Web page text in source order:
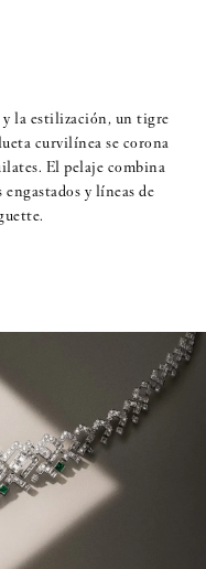
la estilización, un tigre
curvilínea se corona
El pelaje combina
y líneas de